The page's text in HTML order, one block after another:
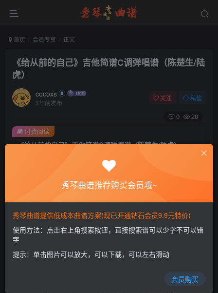
首页 会员专享 正文
《给从前的自己》吉他简谱C调弹唱谱（陈楚生/陆
虎）
cocoxs
3年前发布
关注 私信
0 20
《给从前的自己》吉他简谱C调弹唱谱（陈楚生/陆虎）
会员专属资源
免费
您暂无购买权限，请先开通会员
开通会员
付费阅读
秀琴曲谱推荐购买会员哦~
秀琴曲谱提供低成本曲谱方案(现已开通钻石会员9.9元特价)
使用方法：点击右上角搜索按钮，直接搜索谱可以少字不可以错
字
提示：单击图片可以放大，可以下载，可以左右滑动
会员购买